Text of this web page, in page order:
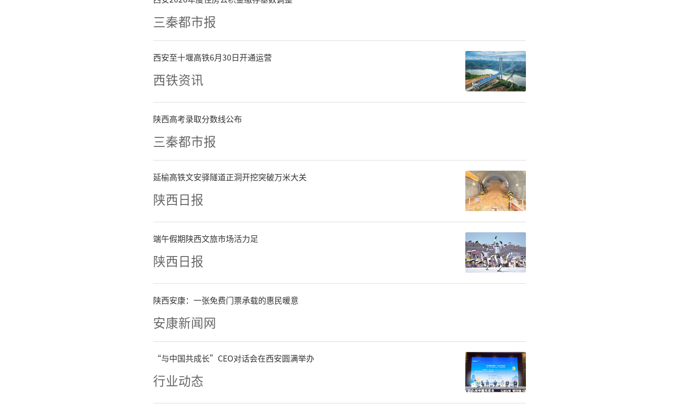
物疫病防控等一批陕西省工程技术研究中心以及
动物重大疫病新型疫苗等一批“四主体一联
合”校企联合研究中心；支持西北农林科技大学
作物抗逆与高效生产全国重点实验室建设，支持
西北农林科技大学黄土高原土壤侵蚀与旱地农业
国家重点实验室、旱区作物高效用水国家工程实
验室重组；支持西北农林科技大学和杨凌示范区
共建旱区农业陕西实验室，以及食品营养与安全
等一批省级重点实验室；高水平规划建设西北农
林科技大学未来农业研究院，按照国家有关部委
批复项目总投资的25%予以补助，分年度、分批
次支持到位。
在加强农业科技推广应用和交流合作方面，陕西
省将加快上合组织农业基地建设，支持杨凌示范
三秦都市报
西安至十堰高铁6月30日开通运营
西铁资讯
陕西高考录取分数线公布
三秦都市报
延榆高铁文安驿隧道正洞开挖突破万米大关
陕西日报
端午假期陕西文旅市场活力足
陕西日报
陕西安康：一张免费门票承载的惠民暖意
安康新闻网
“与中国共成长”CEO对话会在西安圆满举办
行业动态